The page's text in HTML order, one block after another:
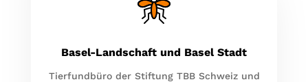
Basel-Landschaft und Basel Stadt
Tierfundbüro der Stiftung TBB Schweiz und